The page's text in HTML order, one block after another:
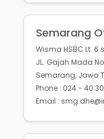
Semarang
Wisma HSBC Lt. 6
JL. Gajah Mada
Semarang, Jawa
Phone : 024 - 40
Email :